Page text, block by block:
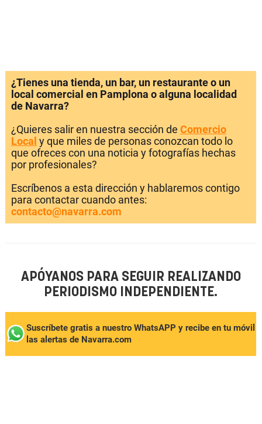
¿Tienes una tienda, un bar, un restaurante o un
local comercial en Pamplona o alguna localidad
de Navarra?
¿Quieres salir en nuestra sección de Comercio
Local y que miles de personas conozcan todo lo
que ofreces con una noticia y fotografías hechas
por profesionales?
Escríbenos a esta dirección y hablaremos contigo
para contactar cuando antes:
contacto@navarra.com
APÓYANOS PARA SEGUIR REALIZANDO
PERIODISMO INDEPENDIENTE.
Suscríbete gratis a nuestro WhatsAPP y recibe en tu móvil
las alertas de Navarra.com